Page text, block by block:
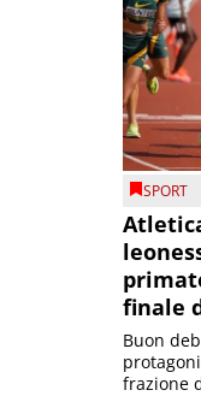
SPORT
finale
Buon
frazione